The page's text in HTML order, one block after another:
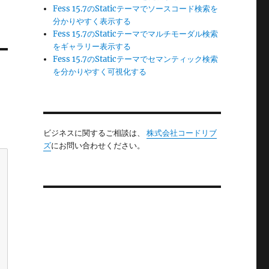
Fess 15.7のStaticテーマでソースコード検索を
分かりやすく表示する
Fess 15.7のStaticテーマでマルチモーダル検索
をギャラリー表示する
Fess 15.7のStaticテーマでセマンティック検索
を分かりやすく可視化する
ビジネスに関するご相談は、 株式会社コードリブ
ズにお問い合わせください。